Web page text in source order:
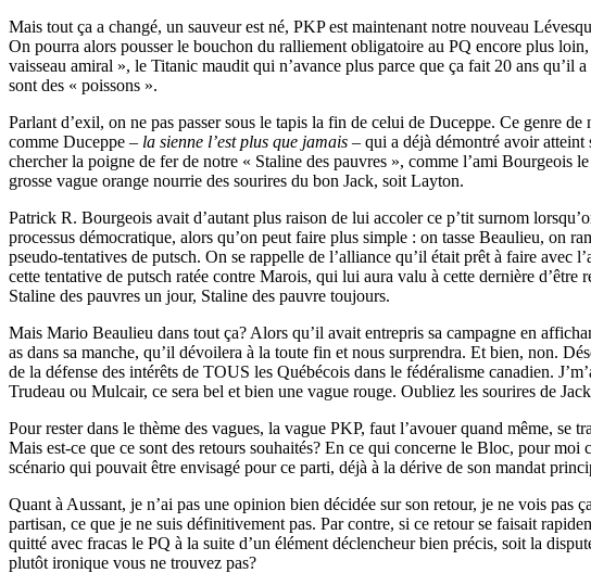
Mais tout ça a changé, un sauveur est né, PKP est maintenant notre nouveau
On pourra alors pousser le bouchon du ralliement obligatoire au PQ encore plus
vaisseau amiral », le Titanic maudit qui n’avance plus parce que ça fait 20 ans qu’il
sont des « poissons ».
Parlant d’exil, on ne pas passer sous le tapis la fin de celui de Duceppe. Ce genre
comme Duceppe – la sienne l’est plus que jamais – qui a déjà démontré avoir atteint
chercher la poigne de fer de notre « Staline des pauvres », comme l’ami Bourgeois
grosse vague orange nourrie des sourires du bon Jack, soit Layton.
Patrick R. Bourgeois avait d’autant plus raison de lui accoler ce p’tit surnom
processus démocratique, alors qu’on peut faire plus simple : on tasse Beaulieu, on
pseudo-tentatives de putsch. On se rappelle de l’alliance qu’il était prêt à faire
cette tentative de putsch ratée contre Marois, qui lui aura valu à cette dernière
Staline des pauvres un jour, Staline des pauvre toujours.
Mais Mario Beaulieu dans tout ça? Alors qu’il avait entrepris sa campagne en
as dans sa manche, qu’il dévoilera à la toute fin et nous surprendra. Et bien, non.
de la défense des intérêts de TOUS les Québécois dans le fédéralisme canadien.
Trudeau ou Mulcair, ce sera bel et bien une vague rouge. Oubliez les sourires de
Pour rester dans le thème des vagues, la vague PKP, faut l’avouer quand même,
Mais est-ce que ce sont des retours souhaités? En ce qui concerne le Bloc, pour
scénario qui pouvait être envisagé pour ce parti, déjà à la dérive de son mandat
Quant à Aussant, je n’ai pas une opinion bien décidée sur son retour, je ne vois
partisan, ce que je ne suis définitivement pas. Par contre, si ce retour se faisait
quitté avec fracas le PQ à la suite d’un élément déclencheur bien précis, soit la
plutôt ironique vous ne trouvez pas?